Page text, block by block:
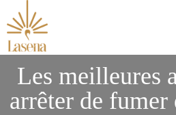
Les meilleures
arrêter de fumer